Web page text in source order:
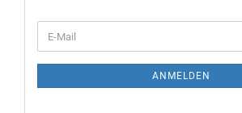
ZUR
E-
Mail
ANMELDEN